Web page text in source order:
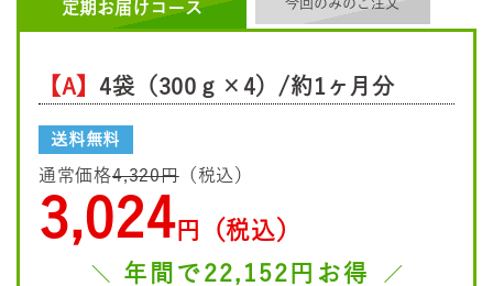
定期お届けコース
【A】4袋（300ｇ×4）/約1ヶ月分
送料無料
通常価格4,320円（税込）
3,024円（税込）
年間で22,152円お得